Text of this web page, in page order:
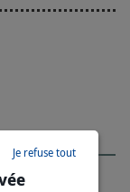
SANTÉ
Je refuse tout